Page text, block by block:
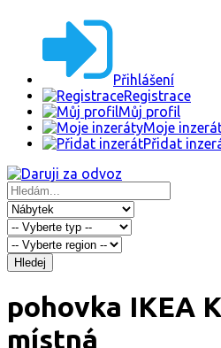
Přihlášení
Registrace
Můj profil
Moje
Přidat
Hledej
pohovka IKEA
místná